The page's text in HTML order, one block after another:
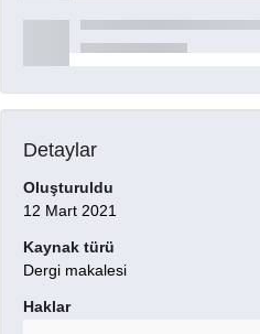
Detaylar
Oluşturuldu
12 Mart 2021
Kaynak türü
Dergi makalesi
Haklar